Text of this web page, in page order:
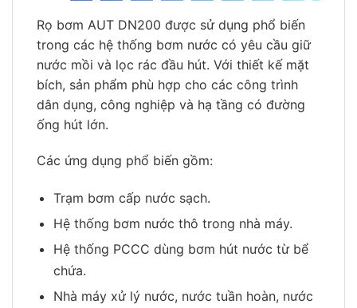
Rọ bơm AUT DN200 được sử dụng phổ biến
trong các hệ thống bơm nước có yêu cầu giữ
nước mồi và lọc rác đầu hút. Với thiết kế mặt
bích, sản phẩm phù hợp cho các công trình
dân dụng, công nghiệp và hạ tầng có đường
ống hút lớn.
Các ứng dụng phổ biến gồm:
Trạm bơm cấp nước sạch.
Hệ thống bơm nước thô trong nhà máy.
Hệ thống PCCC dùng bơm hút nước từ bể
chứa.
Nhà máy xử lý nước, nước tuần hoàn, nước